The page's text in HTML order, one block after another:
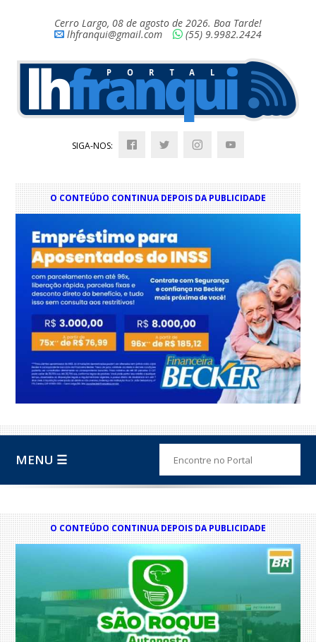
Cerro Largo, 08 de agosto de 2026. Boa Tarde!
lhfranqui@gmail.com
(55) 9.9982.2424
SIGA-NOS:
O CONTEÚDO CONTINUA DEPOIS DA PUBLICIDADE
MENU ☰
O CONTEÚDO CONTINUA DEPOIS DA PUBLICIDADE